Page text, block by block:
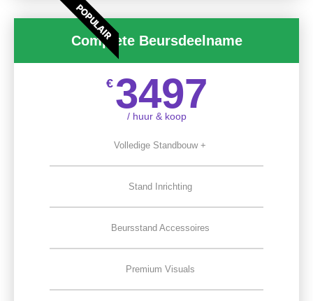
POPULAIR
Complete Beursdeelname
€ 3497
/ huur & koop
Volledige Standbouw +
Stand Inrichting
Beursstand Accessoires
Premium Visuals